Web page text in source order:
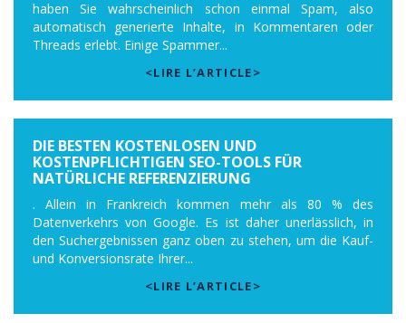
haben Sie wahrscheinlich schon einmal Spam, also
automatisch generierte Inhalte, in Kommentaren oder
Threads erlebt. Einige Spammer...
<LIRE L’ARTICLE>
DIE BESTEN KOSTENLOSEN UND
KOSTENPFLICHTIGEN SEO-TOOLS FÜR
NATÜRLICHE REFERENZIERUNG
. Allein in Frankreich kommen mehr als 80 % des
Datenverkehrs von Google. Es ist daher unerlässlich, in
den Suchergebnissen ganz oben zu stehen, um die Kauf-
und Konversionsrate Ihrer...
<LIRE L’ARTICLE>